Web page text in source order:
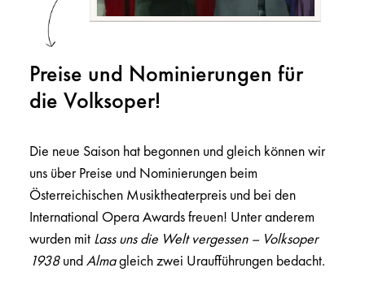
Preise und Nominierungen für
die Volksoper!
Die neue Saison hat begonnen und gleich können wir
uns über Preise und Nominierungen beim
Österreichischen Musiktheaterpreis und bei den
International Opera Awards freuen! Unter anderem
wurden mit Lass uns die Welt vergessen – Volksoper
1938undAlmagleich zwei Uraufführungen bedacht.